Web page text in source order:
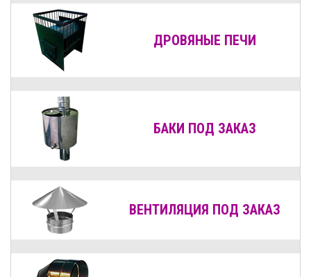
ДРОВЯНЫЕ ПЕЧИ
БАКИ ПОД ЗАКАЗ
ВЕНТИЛЯЦИЯ ПОД ЗАКАЗ